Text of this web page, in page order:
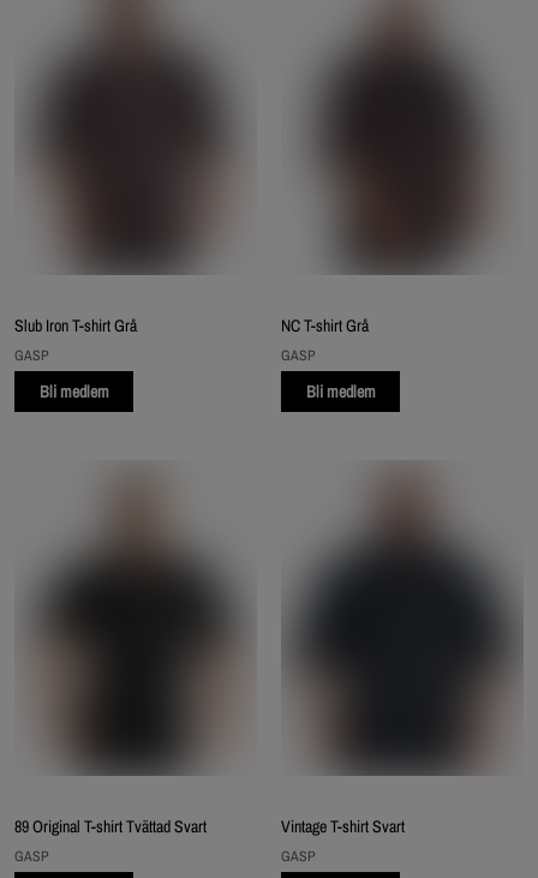
Slub Iron T-shirt Grå
GASP
Bli medlem
NC T-shirt Grå
GASP
Bli medlem
89 Original T-shirt Tvättad Svart
GASP
Vintage T-shirt Svart
GASP